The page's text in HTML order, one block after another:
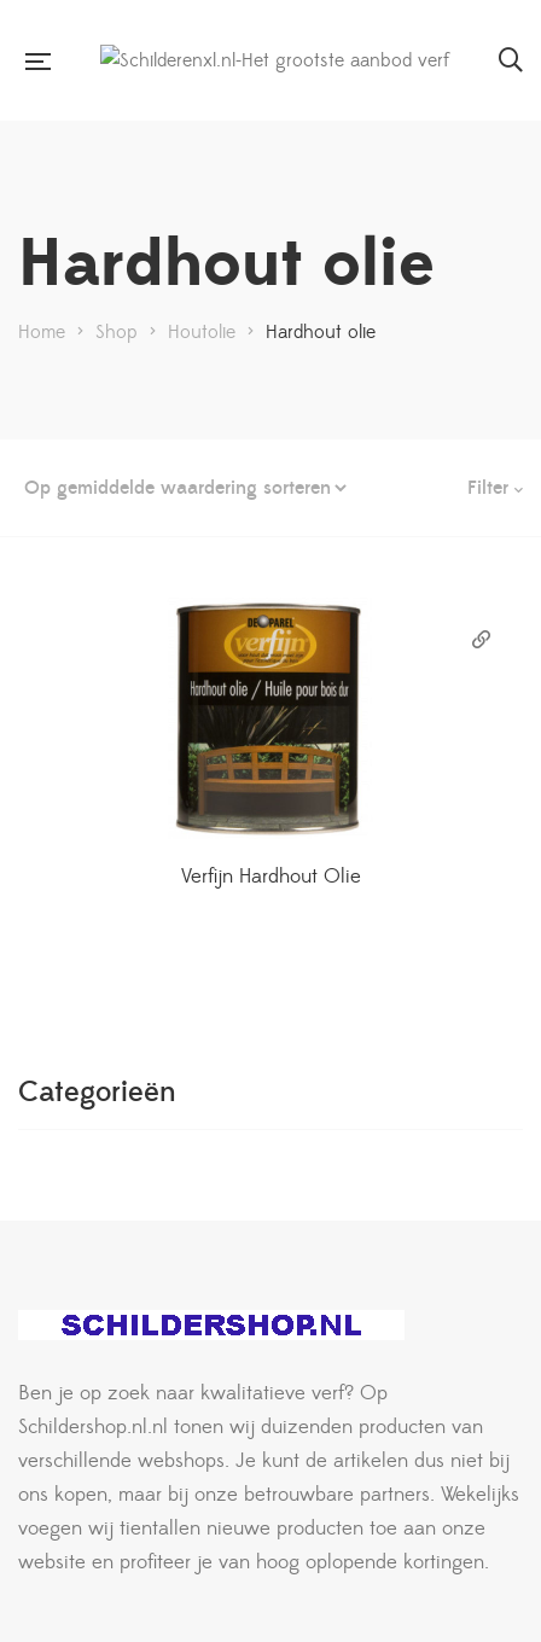
Hardhout olie
Home > Shop > Houtolie > Hardhout olie
Filter
Verfijn Hardhout Olie
Categorieën
Ben je op zoek naar kwalitatieve verf? Op
Schildershop.nl.nl tonen wij duizenden producten van
verschillende webshops. Je kunt de artikelen dus niet bij
ons kopen, maar bij onze betrouwbare partners. Wekelijks
voegen wij tientallen nieuwe producten toe aan onze
website en profiteer je van hoog oplopende kortingen.